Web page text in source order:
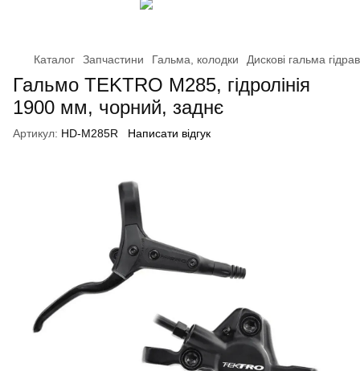
Каталог Запчастини Гальма, колодки Дискові гальма
Гальмо TEKTRO M285, гідролінія
1900 мм, чорний, заднє
Артикул: HD-M285R Написати відгук